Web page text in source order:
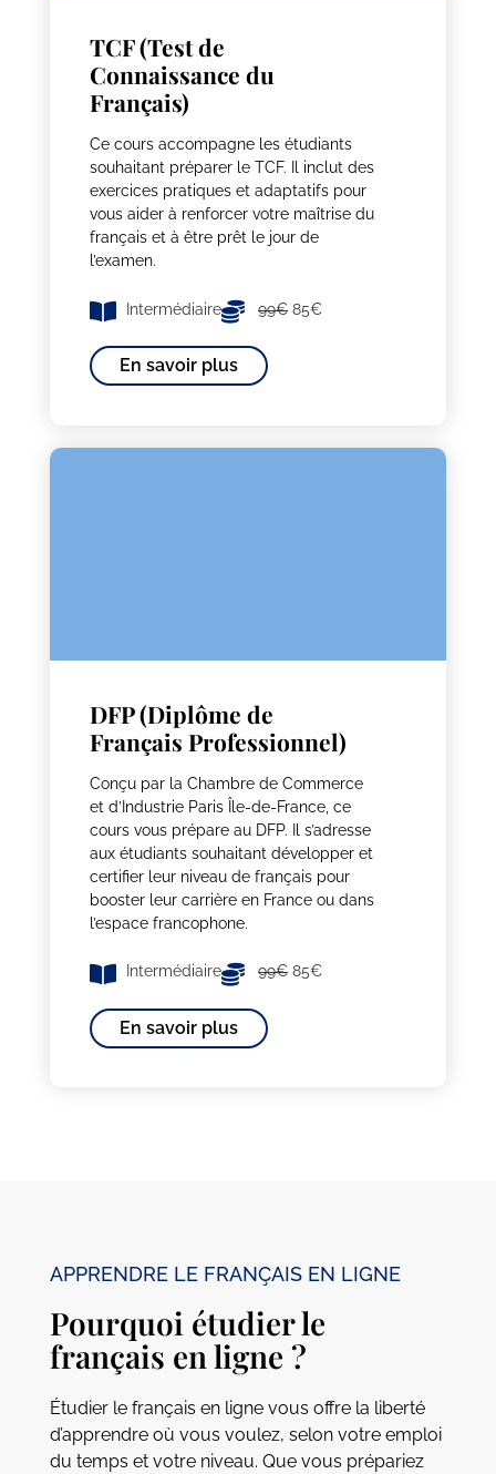
TCF (Test de
Connaissance du
Français)
Ce cours accompagne les étudiants
souhaitant préparer le TCF. Il inclut des
exercices pratiques et adaptatifs pour
vous aider à renforcer votre maîtrise du
français et à être prêt le jour de
l’examen.
Intermédiaire 99€85€
En savoir plus
DFP (Diplôme de
Français Professionnel)
Conçu par la Chambre de Commerce
et d’Industrie Paris Île-de-France, ce
cours vous prépare au DFP. Il s’adresse
aux étudiants souhaitant développer et
certifier leur niveau de français pour
booster leur carrière en France ou dans
l’espace francophone.
Intermédiaire 99€85€
En savoir plus
APPRENDRE LE FRANÇAIS EN LIGNE
Pourquoi étudier le
français en ligne ?
Étudier le français en ligne vous offre la liberté
d’apprendre où vous voulez, selon votre emploi
du temps et votre niveau. Que vous prépariez